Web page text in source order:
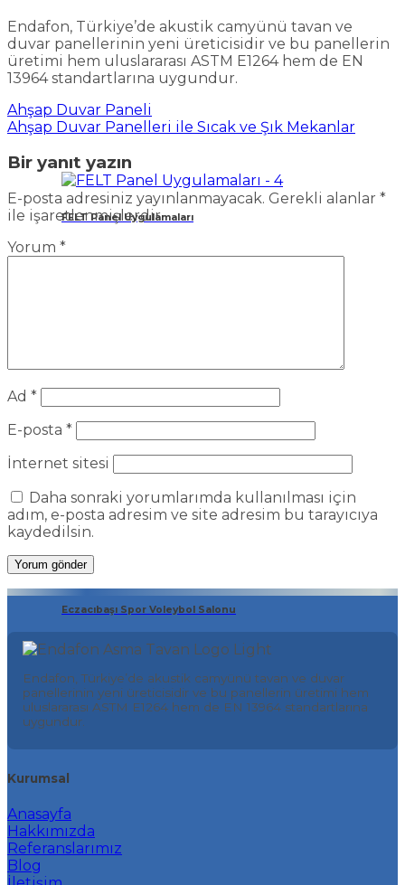
FELT Panel Uygulamaları
Eczacıbaşı Spor Voleybol Salonu
Endafon, Türkiye’de akustik camyünü tavan ve
duvar panellerinin yeni üreticisidir ve bu panellerin
üretimi hem uluslararası ASTM E1264 hem de EN
13964 standartlarına uygundur.
Ahşap Duvar Paneli
Ahşap Duvar Panelleri ile Sıcak ve Şık Mekanlar
Bir yanıt yazın
E-posta adresiniz yayınlanmayacak. Gerekli alanlar *
ile işaretlenmişlerdir
Yorum *
Ad *
E-posta *
İnternet sitesi
Daha sonraki yorumlarımda kullanılması için
adım, e-posta adresim ve site adresim bu tarayıcıya
kaydedilsin.
Endafon, Türkiye’de akustik camyünü tavan ve duvar
panellerinin yeni üreticisidir ve bu panellerin üretimi hem
uluslararası ASTM E1264 hem de EN 13964 standartlarına
uygundur.
Kurumsal
Anasayfa
Hakkımızda
Referanslarımız
Blog